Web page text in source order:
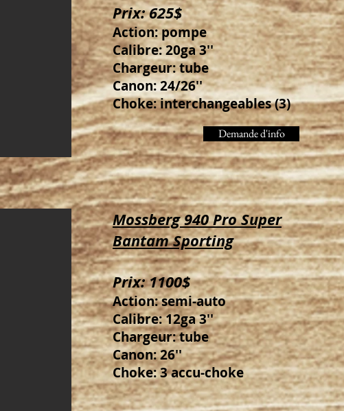
Prix: 625$
Action: pompe
Calibre: 20ga 3''
Chargeur: tube
Canon: 24/26''
Choke: interchangeables (3)
Demande d'info
Mossberg 940 Pro Super
Bantam Sporting
Prix: 1100$
Action: semi-auto
Calibre: 12ga 3''
Chargeur: tube
Canon: 26''
Choke: 3 accu-choke